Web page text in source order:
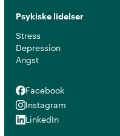
Psykiske lidelser
Stress
Depression
Angst
Facebook
Facebook
Instagram
Instagram
LinkedIn
LinkedIn